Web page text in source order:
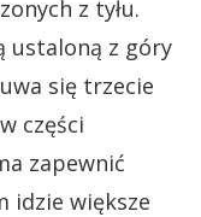
z tyłu.
ustaloną z góry
się trzecie
części
zapewnić
idzie większe